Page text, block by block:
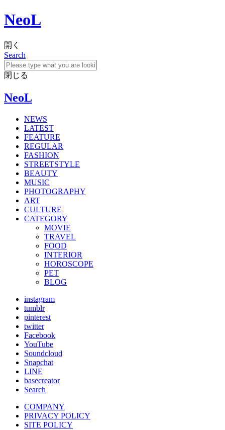
NeoL
開く
Search
閉じる
NeoL
NEWS
LATEST
FEATURE
REGULAR
FASHION
STREETSTYLE
BEAUTY
MUSIC
PHOTOGRAPHY
ART
CULTURE
CATEGORY
MOVIE
TRAVEL
FOOD
INTERIOR
HOROSCOPE
PET
BLOG
instagram
tumblr
pinterest
twitter
Facebook
YouTube
Soundcloud
Snapchat
LINE
basecreator
Search
COMPANY
PRIVACY POLICY
SITE POLICY